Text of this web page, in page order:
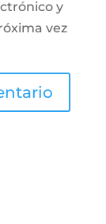
y
vez